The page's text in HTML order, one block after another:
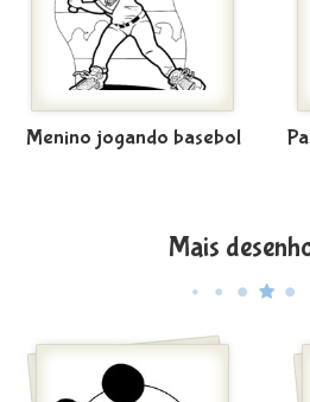
Menino jogando basebol
Mais